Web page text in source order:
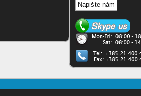
Napište nám